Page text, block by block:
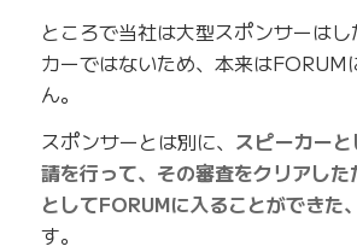
ところで当社は大型スポンサーは
カーではないため、本来はFORUM
ん。
スポンサーとは別に、 スピーカー
請を行って、その審査をクリアし
としてFORUMに入ることができた、
す。